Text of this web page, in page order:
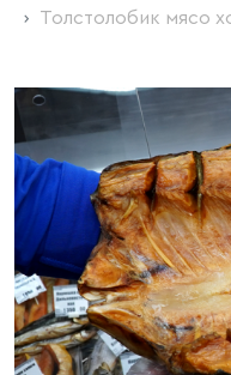
Толстолобик мясо